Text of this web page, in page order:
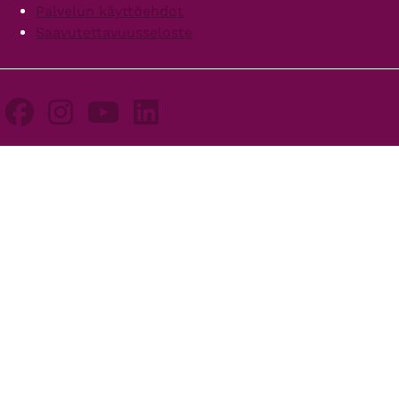
Palvelun käyttöehdot
Saavutettavuusseloste